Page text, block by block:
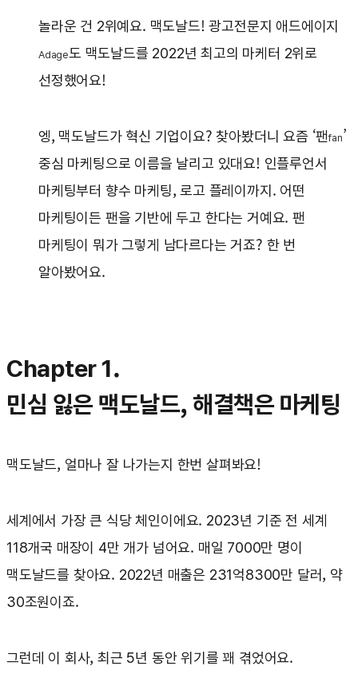
놀라운 건 2위예요. 맥도날드! 광고전문지 애드에이지
Adage도 맥도날드를 2022년 최고의 마케터 2위로
선정했어요!
엥, 맥도날드가 혁신 기업이요? 찾아봤더니 요즘 ‘팬fan’
중심 마케팅으로 이름을 날리고 있대요! 인플루언서
마케팅부터 향수 마케팅, 로고 플레이까지. 어떤
마케팅이든 팬을 기반에 두고 한다는 거예요. 팬
마케팅이 뭐가 그렇게 남다르다는 거죠? 한 번
알아봤어요.
Chapter 1.
민심 잃은 맥도날드, 해결책은 마케팅
맥도날드, 얼마나 잘 나가는지 한번 살펴봐요!
세계에서 가장 큰 식당 체인이에요. 2023년 기준 전 세계
118개국 매장이 4만 개가 넘어요. 매일 7000만 명이
맥도날드를 찾아요. 2022년 매출은 231억8300만 달러, 약
30조원이죠.
그런데 이 회사, 최근 5년 동안 위기를 꽤 겪었어요.